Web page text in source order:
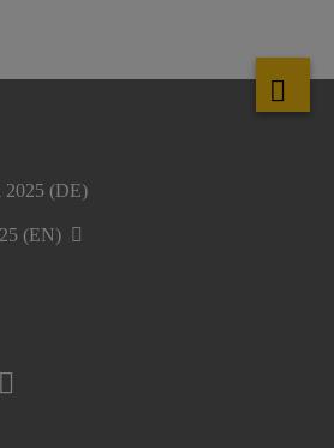
2025 (DE)
(EN)